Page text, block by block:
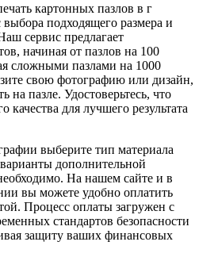
картонных пазлов в г
подходящего размера и
сервис предлагает
начиная от пазлов на 100
сложными пазлами на 1000
свою фотографию или дизайн,
на пазле. Удостоверьтесь, что
качества для лучшего результата
выберите тип материала
дополнительной
На нашем сайте и в
вы можете удобно оплатить
Процесс оплаты загружен с
стандартов безопасности
защиту ваших финансовых